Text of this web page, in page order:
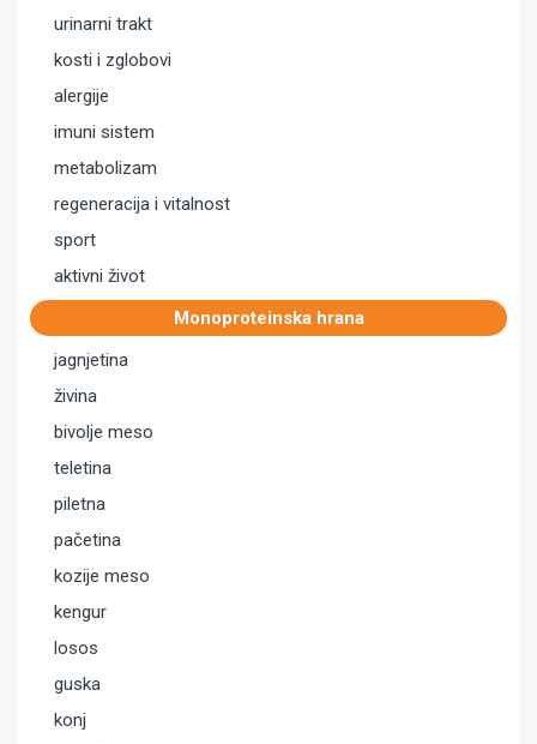
urinarni trakt
kosti i zglobovi
alergije
imuni sistem
metabolizam
regeneracija i vitalnost
sport
aktivni život
Monoproteinska hrana
jagnjetina
živina
bivolje meso
teletina
piletna
pačetina
kozije meso
kengur
losos
guska
konj